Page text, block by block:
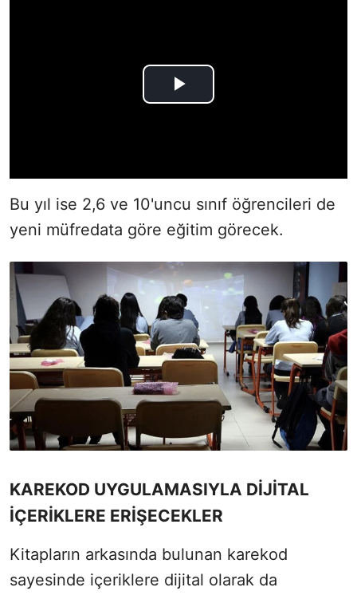
Bu yıl ise 2,6 ve 10'uncu sınıf öğrencileri de
yeni müfredata göre eğitim görecek.
KAREKOD UYGULAMASIYLA DİJİTAL
İÇERİKLERE ERİŞECEKLER
Kitapların arkasında bulunan karekod
sayesinde içeriklere dijital olarak da